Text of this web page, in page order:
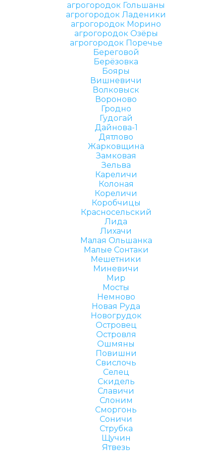
агрогородок Гольшаны
агрогородок Ладеники
агрогородок Морино
агрогородок Озёры
агрогородок Поречье
Береговой
Берёзовка
Бояры
Вишневичи
Волковыск
Вороново
Гродно
Гудогай
Дайнова-1
Дятлово
Жарковщина
Замковая
Зельва
Кареличи
Колоная
Кореличи
Коробчицы
Красносельский
Лида
Лихачи
Малая Ольшанка
Малые Сонтаки
Мешетники
Миневичи
Мир
Мосты
Немново
Новая Руда
Новогрудок
Островец
Островля
Ошмяны
Повишни
Свислочь
Селец
Скидель
Славичи
Слоним
Сморгонь
Соничи
Струбка
Щучин
Ятвезь